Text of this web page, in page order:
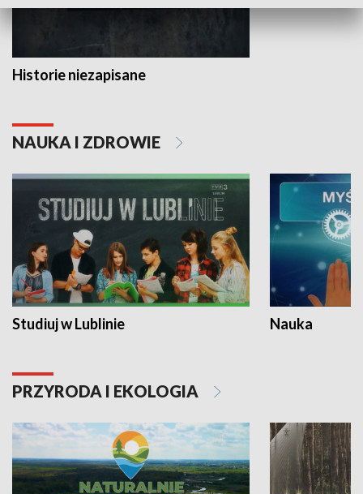
Historie niezapisane
NAUKA I ZDROWIE
Studiuj w Lublinie Nauka
PRZYRODA I EKOLOGIA